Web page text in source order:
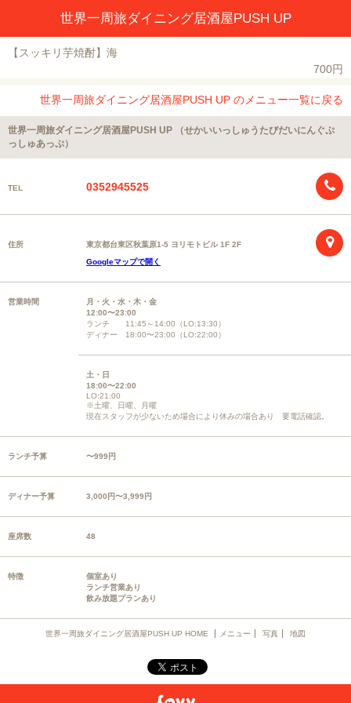
世界一周旅ダイニング居酒屋PUSH UP
【スッキリ芋焼酎】海
700円
世界一周旅ダイニング居酒屋PUSH UP のメニュー一覧に戻る
世界一周旅ダイニング居酒屋PUSH UP （せかいいっしゅうたびだいにんぐぷ
っしゅあっぷ）
TEL 0352945525
住所
東京都台東区秋葉原1-5 ヨリモトビル 1F 2F
Googleマップで開く
営業時間
月・火・水・木・金
12:00〜23:00
ランチ 11:45～14:00（LO:13:30）
ディナー 18:00〜23:00（LO:22:00）
土・日
18:00〜22:00
LO:21:00
※土曜、日曜、月曜
現在スタッフが少ないため場合により休みの場合あり 要電話確認。
ランチ予算 〜999円
ディナー予算 3,000円〜3,999円
座席数 48
特徴
個室あり
ランチ営業あり
飲み放題プランあり
世界一周旅ダイニング居酒屋PUSH UP HOME メニュー 写真 地図